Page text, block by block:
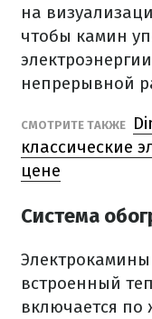
на
чтобы камин
непрерывной
СМОТРИТЕ ТАКЖЕ
классические
цене
Система
встроенный
включается